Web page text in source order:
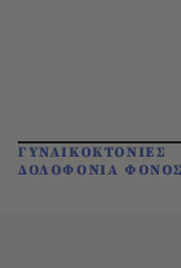
ΓΥΝΑΙΚΟΚΤΟΝΙΕΣ
ΔΟΛΟΦΟΝΙΑ ΦΟΝΟΣ